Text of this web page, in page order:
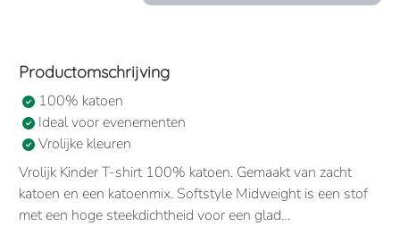
Productomschrijving
100% katoen
Ideal voor evenementen
Vrolijke kleuren
Vrolijk Kinder T-shirt 100% katoen. Gemaakt van zacht
katoen en een katoenmix. Softstyle Midweight is een stof
met een hoge steekdichtheid voor een glad